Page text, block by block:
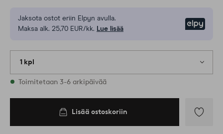
Jaksota ostot eriin Elpyn avulla.
Maksa alk. 25,70 EUR/kk. Lue lisää
1 kpl
Varastossa
Toimitetaan 3-6 arkipäivää
Lisää ostoskoriin